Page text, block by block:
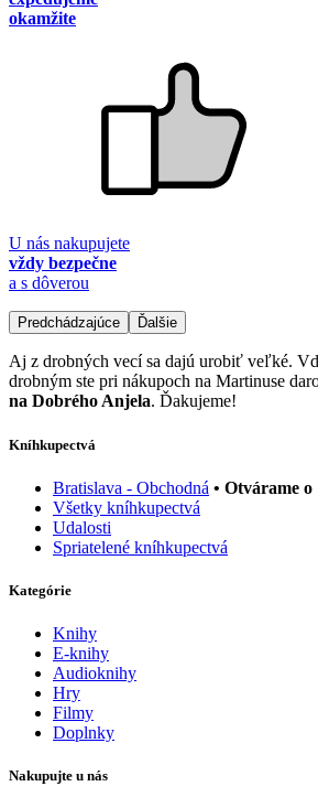
okamžite
U nás nakupujete
vždy bezpečne
a s dôverou
Predchádzajúce Ďalšie
Aj z drobných vecí sa dajú urobiť veľké.
drobným ste pri nákupoch na Martinuse
na Dobrého Anjela. Ďakujeme!
Kníhkupectvá
Bratislava - Obchodná • Otvárame o
Všetky kníhkupectvá
Udalosti
Spriatelené kníhkupectvá
Kategórie
Knihy
E-knihy
Audioknihy
Hry
Filmy
Doplnky
Nakupujte u nás